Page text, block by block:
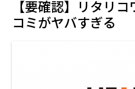
【要確認】リタリ
コミがヤバすぎる